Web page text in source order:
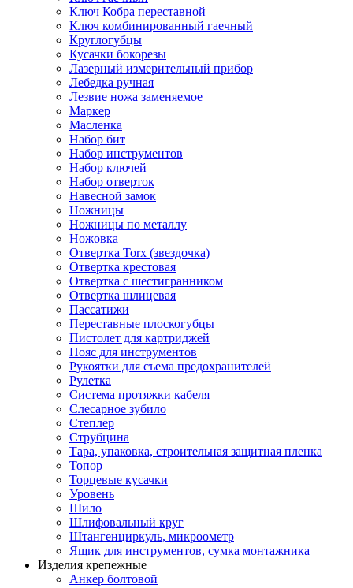
Ключ Кобра переставной
Ключ комбинированный гаечный
Круглогубцы
Кусачки бокорезы
Лазерный измерительный прибор
Лебедка ручная
Лезвие ножа заменяемое
Маркер
Масленка
Набор бит
Набор инструментов
Набор ключей
Набор отверток
Навесной замок
Ножницы
Ножницы по металлу
Ножовка
Отвертка Torx (звездочка)
Отвертка крестовая
Отвертка с шестигранником
Отвертка шлицевая
Пассатижи
Переставные плоскогубцы
Пистолет для картриджей
Пояс для инструментов
Рукоятки для съема предохранителей
Рулетка
Система протяжки кабеля
Слесарное зубило
Степлер
Струбцина
Тара, упаковка, строительная защитная пленка
Топор
Торцевые кусачки
Уровень
Шило
Шлифовальный круг
Штангенциркуль, микроометр
Ящик для инструментов, сумка монтажника
Изделия крепежные
Анкер болтовой